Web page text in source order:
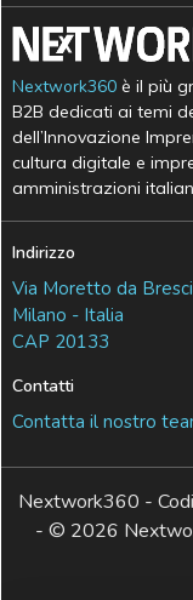
Nextwork360 è il più
B2B dedicati ai temi
dell’Innovazione
cultura digitale e
amministrazioni
Indirizzo
Via Moretto da
Milano - Italia
CAP 20133
Contatti
Contatta il nostro
Nextwork360 -
- © 2026